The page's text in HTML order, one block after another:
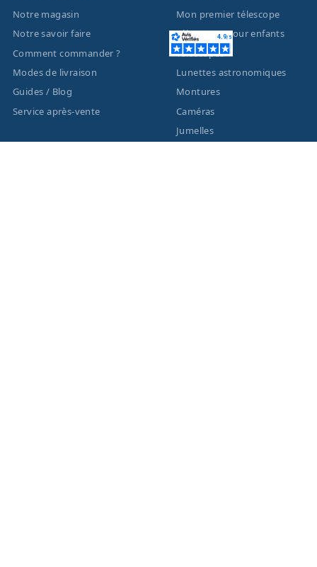
Notre magasin
Notre savoir faire
Comment commander ?
Modes de livraison
Guides / Blog
Service après-vente
Mon premier télescope
Télescopes pour enfants
Télescopes
Lunettes astronomiques
Montures
Caméras
Jumelles